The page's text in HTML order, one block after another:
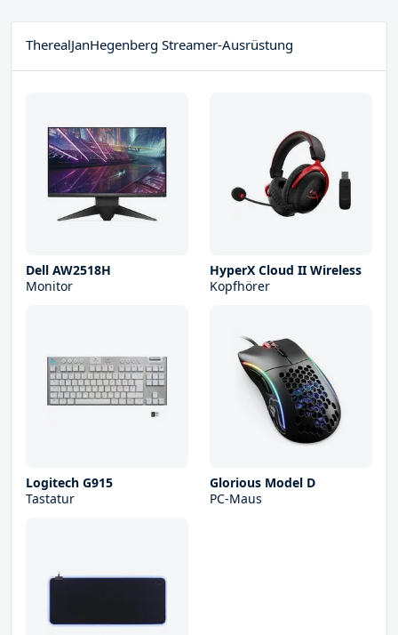
TherealJanHegenberg Streamer-Ausrüstung
Dell AW2518H
Monitor
HyperX Cloud II Wireless
Kopfhörer
Logitech G915
Tastatur
Glorious Model D
PC-Maus